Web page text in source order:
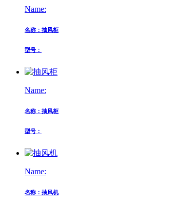
Name:
名称：抽风柜
型号：
Name:
名称：抽风柜
型号：
Name:
名称：抽风机